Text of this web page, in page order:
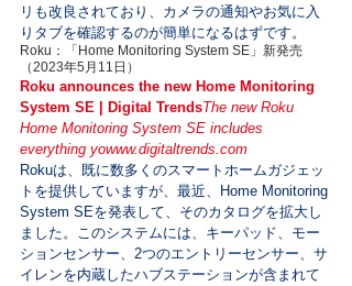
リも改良されており、カメラの通知やお気に入
りタブを確認するのが簡単になるはずです。
Roku：「Home Monitoring System SE」新発売
（2023年5月11日）
Roku announces the new Home Monitoring
System SE | Digital TrendsThe new Roku
Home Monitoring System SE includes
everything yowww.digitaltrends.com
Rokuは、既に数多くのスマートホームガジェッ
トを提供していますが、最近、Home Monitoring
System SEを発表して、そのカタログを拡大し
ました。このシステムには、キーパッド、モー
ションセンサー、2つのエントリーセンサー、サ
イレンを内蔵したハブステーションが含まれて